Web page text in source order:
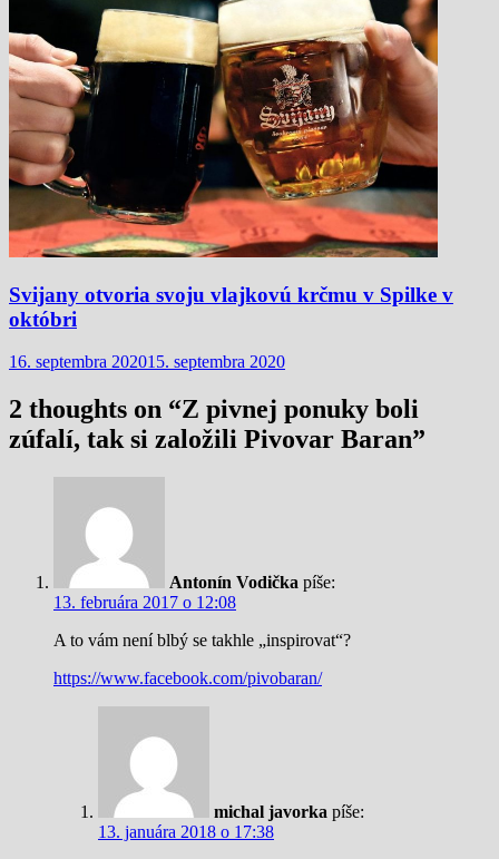
Svijany otvoria svoju vlajkovú krčmu v Spilke v
októbri
16. septembra 202015. septembra 2020
2 thoughts on “Z pivnej ponuky boli
zúfalí, tak si založili Pivovar Baran”
Antonín Vodička píše:
13. februára 2017 o 12:08
A to vám není blbý se takhle „inspirovat“?
https://www.facebook.com/pivobaran/
michal javorka píše:
13. januára 2018 o 17:38